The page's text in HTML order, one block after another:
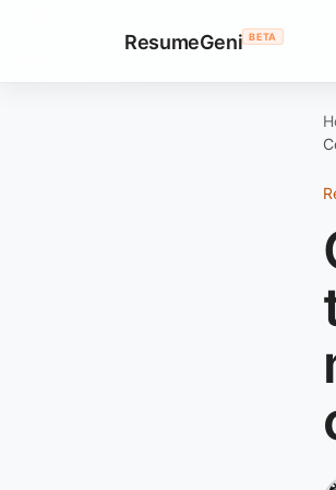
ResumeGeni BETA